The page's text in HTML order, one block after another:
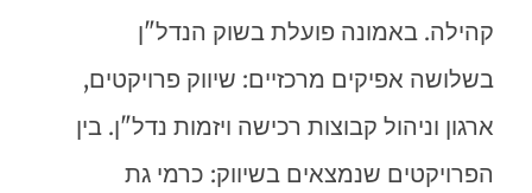
קהילה. באמונה פועלת בשוק הנדל"ן
בשלושה אפיקים מרכזיים: שיווק פרויקטים,
ארגון וניהול קבוצות רכישה ויזמות נדל"ן. בין
הפרויקטים שנמצאים בשיווק: כרמי גת